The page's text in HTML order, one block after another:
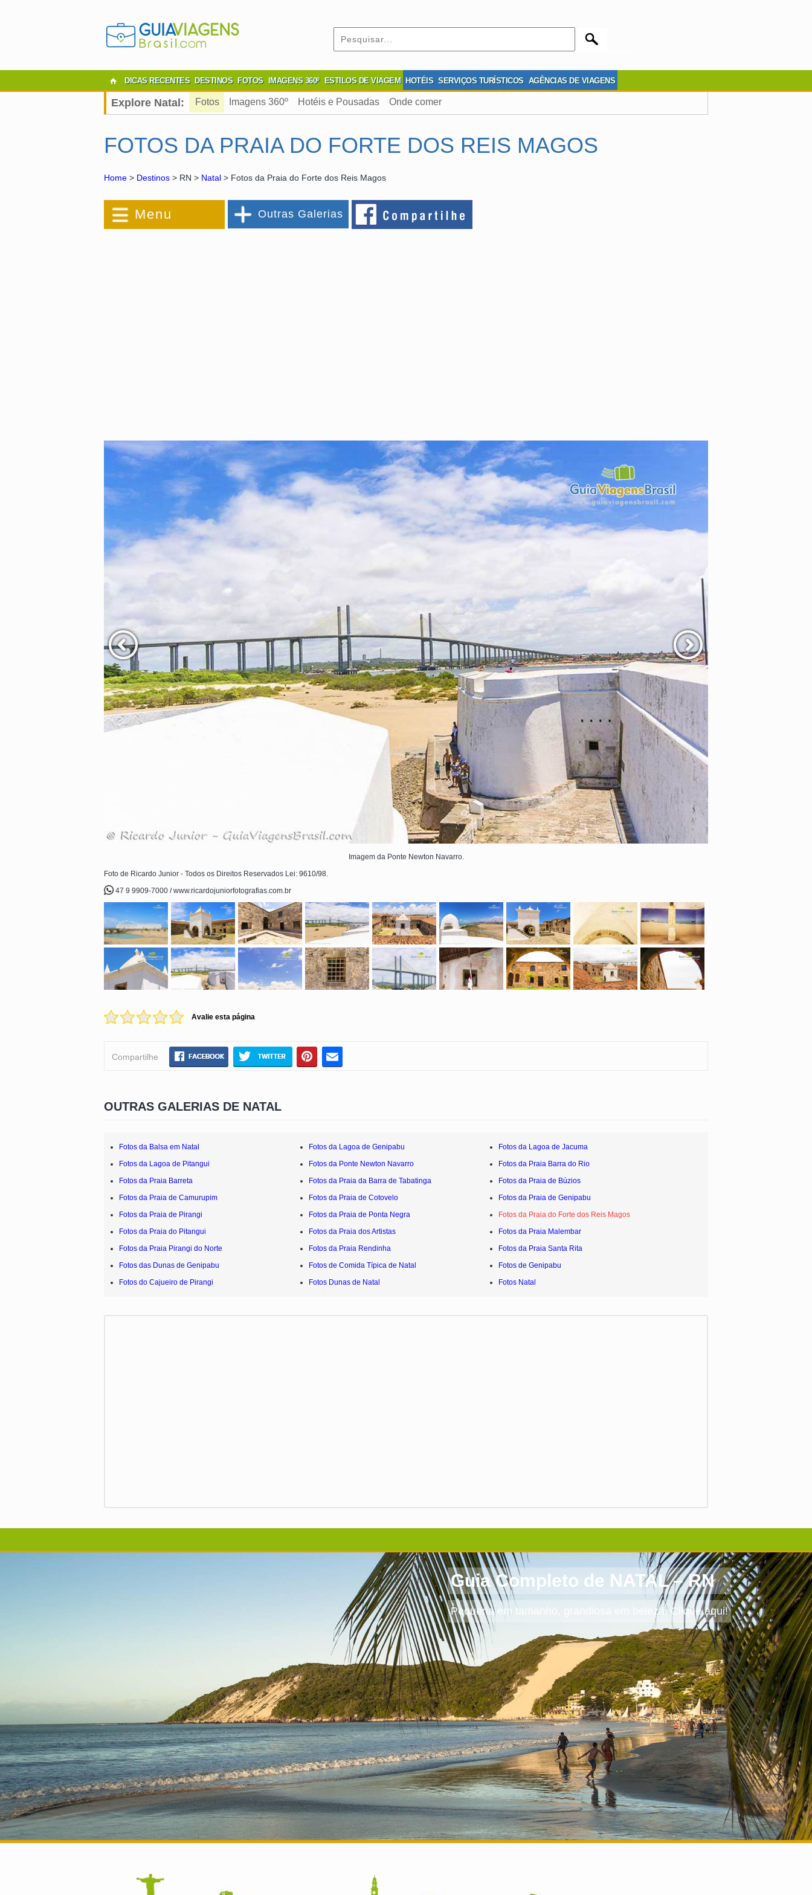
DICAS RECENTES DESTINOS FOTOS IMAGENS 360º ESTILOS DE VIAGEM HOTÉIS SERVIÇOS TURÍSTICOS AGÊNCIAS DE VIAGENS
Explore Natal: Fotos Imagens 360º Hotéis e Pousadas Onde comer
FOTOS DA PRAIA DO FORTE DOS REIS MAGOS
Home > Destinos > RN > Natal > Fotos da Praia do Forte dos Reis Magos
Menu Outras Galerias
Imagem da Ponte Newton Navarro.
Foto de Ricardo Junior - Todos os Direitos Reservados Lei: 9610/98.
47 9 9909-7000 / www.ricardojuniorfotografias.com.br
Avalie esta página
Compartilhe
OUTRAS GALERIAS DE NATAL
Fotos da Balsa em Natal Fotos da Lagoa de Genipabu
Fotos da Lagoa de Jacuma
Fotos da Lagoa de Pitangui
Fotos da Ponte Newton Navarro
Fotos da Praia Barra do Rio
Fotos da Praia Barreta
Fotos da Praia da Barra de Tabatinga
Fotos da Praia de Búzios
Fotos da Praia de Camurupim
Fotos da Praia de Cotovelo
Fotos da Praia de Genipabu
Fotos da Praia de Pirangi
Fotos da Praia de Ponta Negra
Fotos da Praia do Forte dos Reis Magos
Fotos da Praia do Pitangui
Fotos da Praia dos Artistas
Fotos da Praia Malembar
Fotos da Praia Pirangi do Norte
Fotos da Praia Rendinha
Fotos da Praia Santa Rita
Fotos das Dunas de Genipabu
Fotos de Comida Típica de Natal
Fotos de Genipabu
Fotos do Cajueiro de Pirangi
Fotos Dunas de Natal Fotos Natal
Guia Completo de NATAL – RN
Pequena em tamanho, grandiosa em beleza. Clique aqui!